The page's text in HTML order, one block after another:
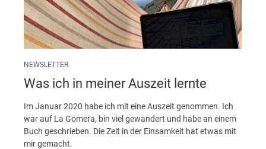
NEWSLETTER
Was ich in meiner Auszeit lernte
Im Januar 2020 habe ich mit eine Auszeit genommen. Ich
war auf La Gomera, bin viel gewandert und habe an einem
Buch geschrieben. Die Zeit in der Einsamkeit hat etwas mit
mir gemacht.